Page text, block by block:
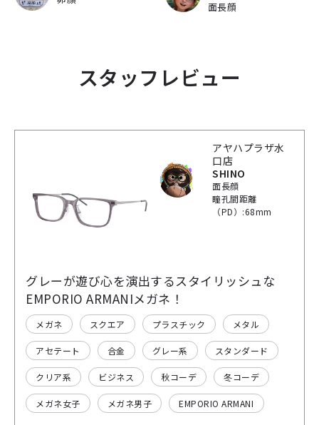
面長顔
スタッフレビュー
アヤハプラザ水
口店
SHINO
面長顔
瞳孔間距離
（PD）:68mm
グレーが遊び心を演出するスタイリッシュな
EMPORIO ARMANIメガネ！
メガネ スクエア プラスチック メタル
アセテート 合金 グレー系 スタンダード
クリア系 ビジネス 秋コーデ 冬コーデ
メガネ女子 メガネ男子 EMPORIO ARMANI